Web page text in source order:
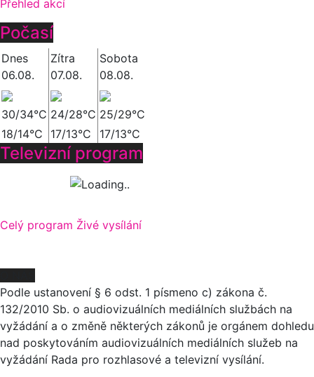
Přehled akcí
Počasí
Dnes
06.08.
Zítra
07.08.
Sobota
08.08.
30/34°C 24/28°C 25/29°C
18/14°C
17/13°C 17/13°C
Televizní program
Celý program Živé vysílání
Podle ustanovení § 6 odst. 1 písmeno c) zákona č.
132/2010 Sb. o audiovizuálních mediálních službách na
vyžádání a o změně některých zákonů je orgánem dohledu
nad poskytováním audiovizuálních mediálních služeb na
vyžádání Rada pro rozhlasové a televizní vysílání.